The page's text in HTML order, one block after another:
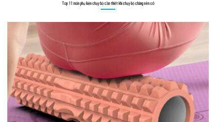
Top 11 món phụ kiện chạy bộ cần thiết khi chạy bộ chàng nên có